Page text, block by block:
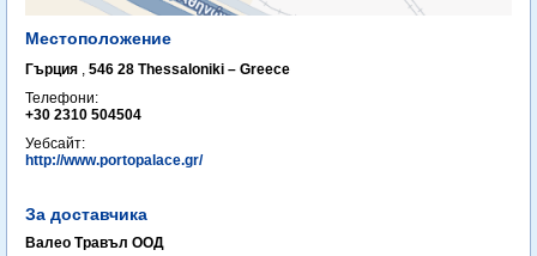
Местоположение
Гърция , 546 28 Thessaloniki – Greece
Телефони:
+30 2310 504504
Уебсайт:
http://www.portopalace.gr/
За доставчика
Валео Травъл ООД